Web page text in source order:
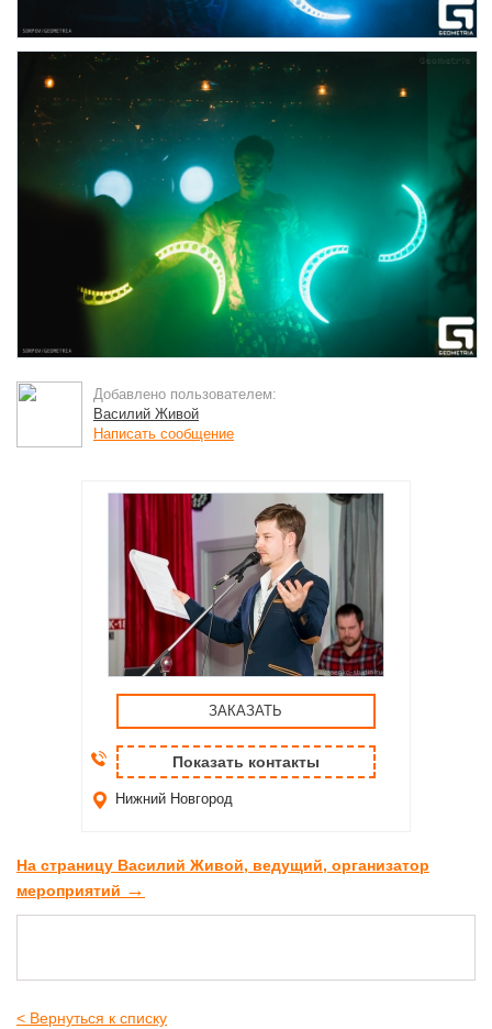
Добавлено пользователем:
Василий Живой
Написать сообщение
ЗАКАЗАТЬ
Показать контакты
Нижний Новгород
На страницу Василий Живой, ведущий, организатор
мероприятий →
< Вернуться к списку